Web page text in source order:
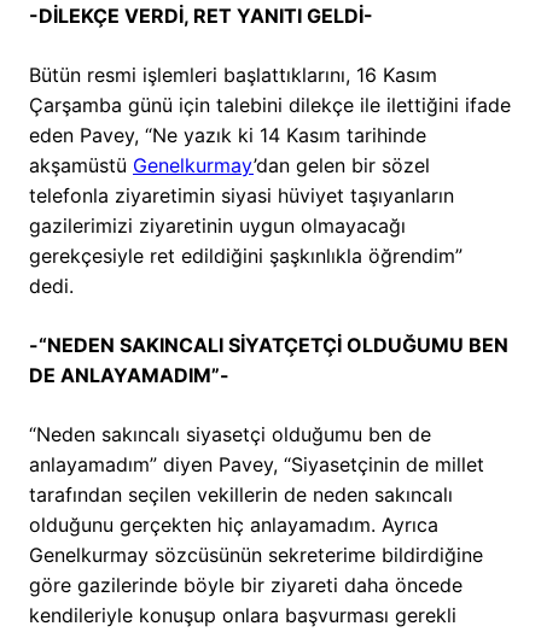
-DİLEKÇE VERDİ, RET YANITI GELDİ-
Bütün resmi işlemleri başlattıklarını, 16 Kasım
Çarşamba günü için talebini dilekçe ile ilettiğini ifade
eden Pavey, “Ne yazık ki 14 Kasım tarihinde
akşamüstü Genelkurmay’dan gelen bir sözel
telefonla ziyaretimin siyasi hüviyet taşıyanların
gazilerimizi ziyaretinin uygun olmayacağı
gerekçesiyle ret edildiğini şaşkınlıkla öğrendim”
dedi.
-“NEDEN SAKINCALI SİYATÇETÇİ OLDUĞUMU BEN
DE ANLAYAMADIM”-
“Neden sakıncalı siyasetçi olduğumu ben de
anlayamadım” diyen Pavey, “Siyasetçinin de millet
tarafından seçilen vekillerin de neden sakıncalı
olduğunu gerçekten hiç anlayamadım. Ayrıca
Genelkurmay sözcüsünün sekreterime bildirdiğine
göre gazilerinde böyle bir ziyareti daha öncede
kendileriyle konuşup onlara başvurması gerekli